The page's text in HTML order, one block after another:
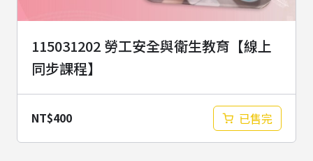
115031202 勞工安全與衛生教育【線上
同步課程】
NT$400 已售完